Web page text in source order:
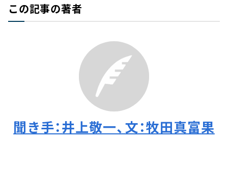
この記事の著者
聞き手：井上敬一、文：牧田真富果